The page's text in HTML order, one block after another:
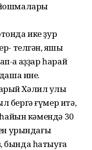
ике ҙур
телгән, яҡшы
аҡ ҡаҙҙар һарай
ине.
Хәлил улы
бергә ғүмер итә,
һайын кәмендә 30
урындағы
бында һатыуға